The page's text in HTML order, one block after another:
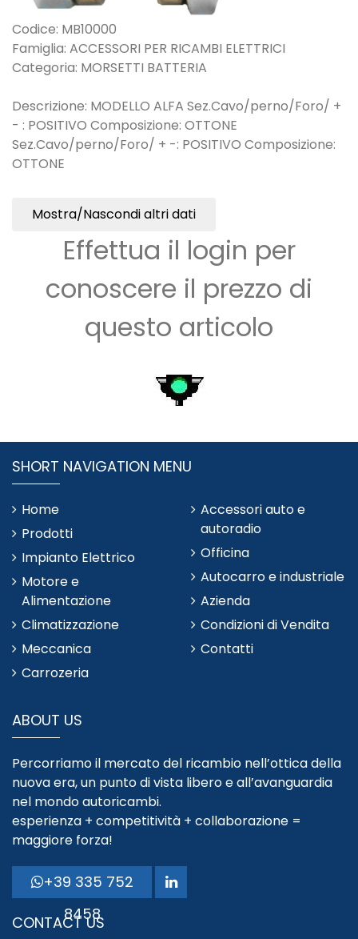
Codice: MB10000
Famiglia: ACCESSORI PER RICAMBI ELETTRICI
Categoria: MORSETTI BATTERIA
Descrizione: MODELLO ALFA Sez.Cavo/perno/Foro/ +
- : POSITIVO Composizione: OTTONE
Sez.Cavo/perno/Foro/ + -: POSITIVO Composizione:
OTTONE
Mostra/Nascondi altri dati
Effettua il login per
conoscere il prezzo di
questo articolo
SHORT NAVIGATION MENU
Home
Prodotti
Impianto Elettrico
Motore e
Alimentazione
Climatizzazione
Meccanica
Carrozeria
Accessori auto e
autoradio
Officina
Autocarro e industriale
Azienda
Condizioni di Vendita
Contatti
ABOUT US
Percorriamo il mercato del ricambio nell’ottica della
nuova era, un punto di vista libero e all’avanguardia
nel mondo autoricambi.
esperienza + competitività + collaborazione =
maggiore forza!
+39 335 752
8458
CONTACT US